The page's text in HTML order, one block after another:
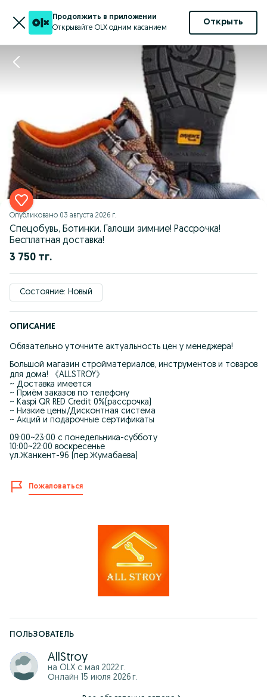
Продолжить в приложении
Открывайте OLX одним касанием
Открыть
Опубликовано 03 августа 2026 г.
Спецобувь, Ботинки. Галоши зимние! Рассрочка!
Бесплатная доставка!
3 750 тг.
Состояние: Новый
ОПИСАНИЕ
Обязательно уточните актуальность цен у менеджера!
Большой магазин стройматериалов, инструментов и товаров
для дома! 《ALLSTROY》
~ Доставка имеется
~ Приём заказов по телефону
~ Kaspi QR RED Credit 0%(рассрочка)
~ Низкие цены/Дисконтная система
~ Акций и подарочные сертификаты
09:00~23:00 с понедельника-субботу
10:00~22:00 воскресенье
ул.Жанкент-96 (пер.Жумабаева)
Пожаловаться
ПОЛЬЗОВАТЕЛЬ
AllStroy
на OLX с мая 2022 г.
Онлайн 15 июля 2026 г.